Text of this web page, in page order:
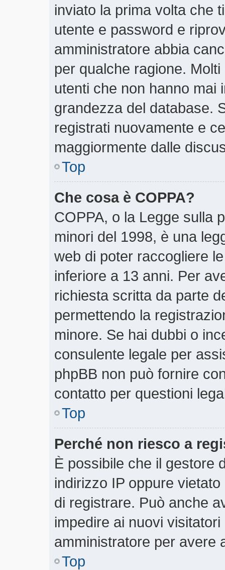
inviato la prima volta che
utente e password e
amministratore abbia
per qualche ragione.
utenti che non hanno mai
grandezza del database.
registrati nuovamente e
maggiormente dalle
Top
Che cosa è COPPA?
COPPA, o la Legge sulla
minori del 1998, è una
web di poter raccogliere
inferiore a 13 anni. Per
richiesta scritta da parte
permettendo la
minore. Se hai dubbi o
consulente legale per
phpBB non può fornire
contatto per questioni
Top
Perché non riesco a
È possibile che il gestore
indirizzo IP oppure
di registrare. Può anche
impedire ai nuovi
amministratore per avere
Top